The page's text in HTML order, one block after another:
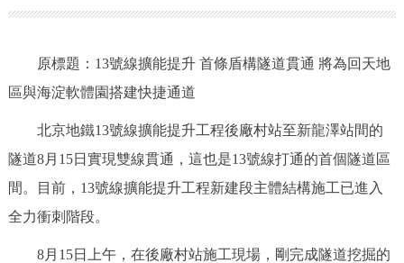
市領導 機構職能
政務服務
原標題：13號線擴能提升 首條盾構隧道貫通 將為回天地
區與海淀軟體園搭建快捷通道
北京地鐵13號線擴能提升工程後廠村站至新龍澤站間的
隧道8月15日實現雙線貫通，這也是13號線打通的首個隧道區
間。目前，13號線擴能提升工程新建段主體結構施工已進入
全力衝刺階段。
8月15日上午，在後廠村站施工現場，剛完成隧道挖掘的